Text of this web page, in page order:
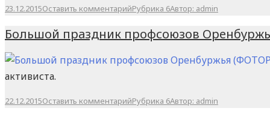
23.12.2015Оставить комментарийРубрика 6Автор: admin
Большой праздник профсоюзов
активиста.
22.12.2015Оставить комментарийРубрика 6Автор: admin